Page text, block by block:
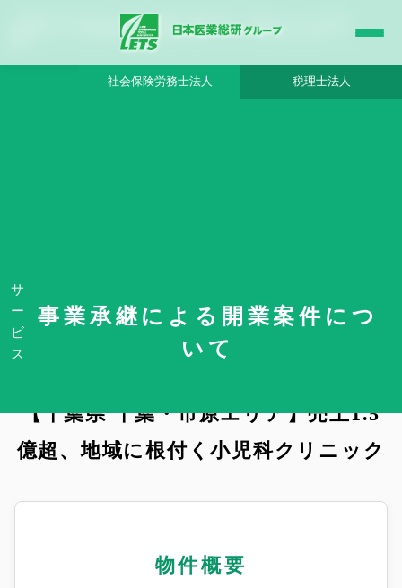
【千葉県 千葉・市原エリア】売上1.5億超、地域に根付く小児科クリニック - 日本医
業総研グループ |日本医業総研｜医院開業・承継・クリニック経営支援・医療モール
社会保険労務士法人 税理士法人
サ
ー
ビ
ス
事業承継による開業案件につ
いて
本医業総研グループ
No. 11755
【千葉県 千葉・市原エリア】売上1.5
億超、地域に根付く小児科クリニック
物件概要